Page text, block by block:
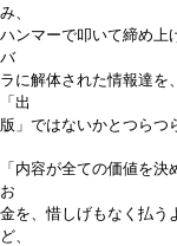
み、
ハンマーで叩いて締め上
バ
ラに解体された情報達を
「出
版」ではないかとつらつ
「内容が全ての価値を
お
金を、惜しげもなく払う
ど、